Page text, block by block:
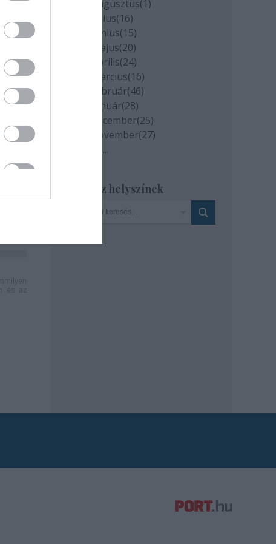
2020 augusztus(1)
2020 július(16)
2020 június(15)
2020 május(20)
2020 április(24)
2020 március(16)
2020 február(46)
2020 január(28)
2019 december(25)
2019 november(27)
...
Szinház helyszínek